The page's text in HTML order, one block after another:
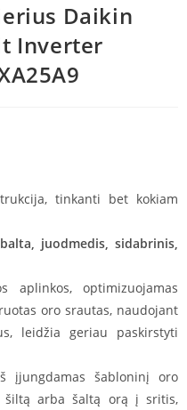
Daikin
Inverter
tinkanti bet kokiam
juodmedis, sidabrinis,
aplinkos, optimizuojamas
oro srautas, naudojant
leidžia geriau paskirstyti
įjungdamas šabloninį oro
šiltą arba šaltą orą į sritis,